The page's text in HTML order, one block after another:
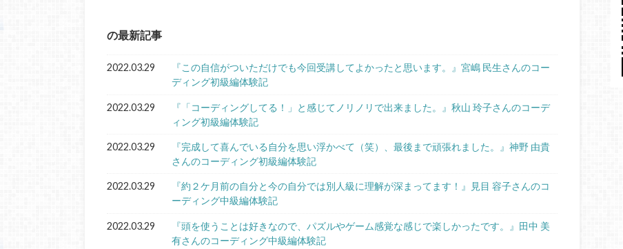
の最新記事
2022.03.29
『この自信がついただけでも今回受講してよかったと思います。』宮嶋 民生さんのコー
ディング初級編体験記
2022.03.29
『「コーディングしてる！」と感じてノリノリで出来ました。』秋山 玲子さんのコーデ
ィング初級編体験記
2022.03.29
『完成して喜んでいる自分を思い浮かべて（笑）、最後まで頑張れました。』神野 由貴
さんのコーディング初級編体験記
2022.03.29
『約２ケ月前の自分と今の自分では別人級に理解が深まってます！』見目 容子さんのコ
ーディング中級編体験記
2022.03.29
『頭を使うことは好きなので、パズルやゲーム感覚な感じで楽しかったです。』田中 美
有さんのコーディング中級編体験記